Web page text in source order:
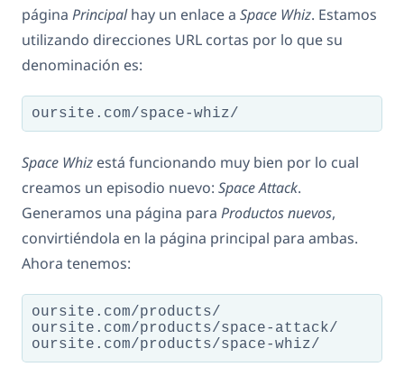
página Principalhay un enlace a Space Whiz. Estamos
utilizando direcciones URL cortas por lo que su
denominación es:
oursite.com/space-whiz/
Space Whiz está funcionando muy bien por lo cual
creamos un episodio nuevo: Space Attack.
Generamos una página para Productos nuevos,
convirtiéndola en la página principal para ambas.
Ahora tenemos:
oursite.com/products/
oursite.com/products/space-attack/
oursite.com/products/space-whiz/